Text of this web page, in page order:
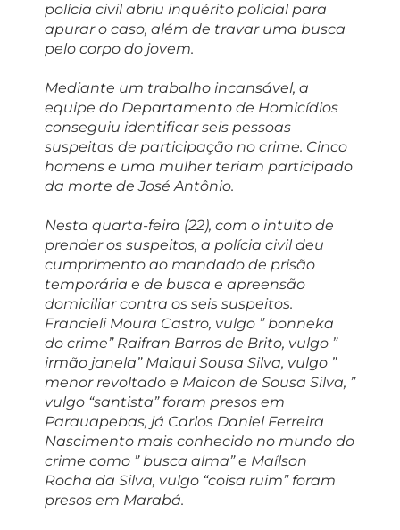
polícia civil abriu inquérito policial para
apurar o caso, além de travar uma busca
pelo corpo do jovem.
Mediante um trabalho incansável, a
equipe do Departamento de Homicídios
conseguiu identificar seis pessoas
suspeitas de participação no crime. Cinco
homens e uma mulher teriam participado
da morte de José Antônio.
Nesta quarta-feira (22), com o intuito de
prender os suspeitos, a polícia civil deu
cumprimento ao mandado de prisão
temporária e de busca e apreensão
domiciliar contra os seis suspeitos.
Francieli Moura Castro, vulgo ” bonneka
do crime” Raifran Barros de Brito, vulgo ”
irmão janela” Maiqui Sousa Silva, vulgo ”
menor revoltado e Maicon de Sousa Silva, ”
vulgo “santista” foram presos em
Parauapebas, já Carlos Daniel Ferreira
Nascimento mais conhecido no mundo do
crime como ” busca alma” e Maílson
Rocha da Silva, vulgo “coisa ruim” foram
presos em Marabá.